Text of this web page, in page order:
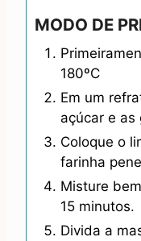
MODO DE
180ºC
Em um
açúcar e as
Coloque o
farinha
Misture
15 minutos.
Divida a